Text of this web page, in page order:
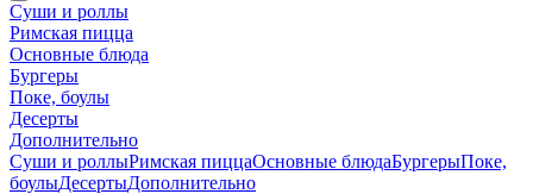
Суши и роллы
Римская пицца
Основные блюда
Бургеры
Поке, боулы
Десерты
Дополнительно
Суши и роллыРимская пиццаОсновные блюдаБургерыПоке,
боулыДесертыДополнительно